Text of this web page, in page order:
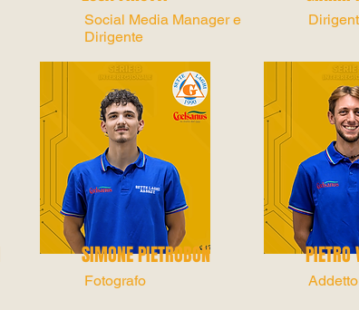
Social Media Manager e
Dirigente
SIMONE PIETROBON
Fotografo
PIETRO